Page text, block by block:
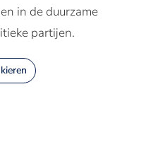
in de duurzame
partijen.